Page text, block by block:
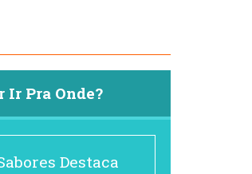
Ir Pra Onde?
Destaca